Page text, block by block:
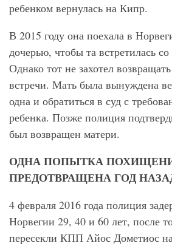
ребенком вернулась на Кипр.
В 2015 году она поехала в
дочерью, чтобы та встретилась
Однако тот не захотел
встречи. Мать была вынуждена
одна и обратиться в суд с
ребенка. Позже полиция
был возвращен матери.
ОДНА ПОПЫТКА
ПРЕДОТВРАЩЕНА ГОД
4 февраля 2016 года полиция
Норвегии 29, 40 и 60 лет, после
пересекли КПП Айос Дометиос